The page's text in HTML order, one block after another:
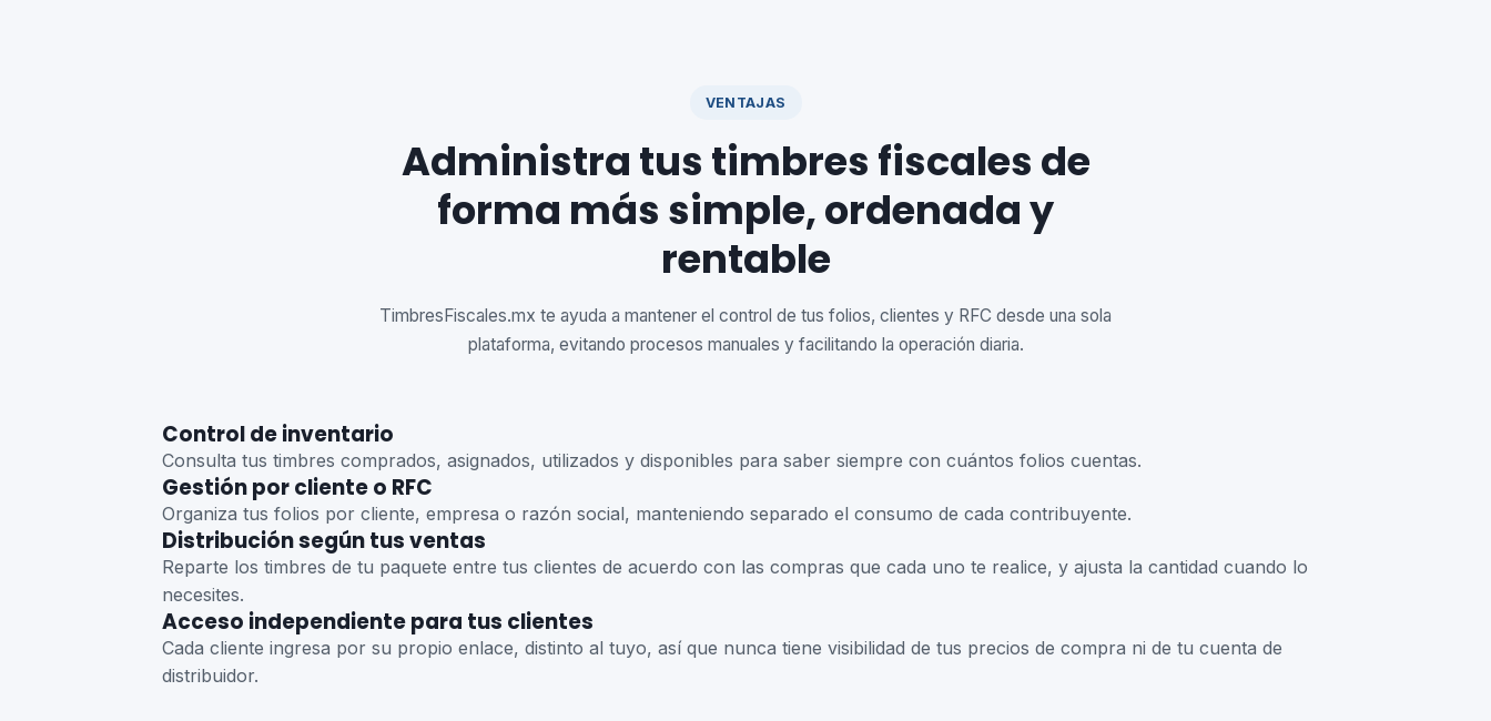
VENTAJAS
Administra tus timbres fiscales de
forma más simple, ordenada y
rentable
TimbresFiscales.mx te ayuda a mantener el control de tus folios, clientes y RFC desde una sola
plataforma, evitando procesos manuales y facilitando la operación diaria.
Control de inventario
Consulta tus timbres comprados, asignados, utilizados y disponibles para saber siempre con cuántos folios cuentas.
Gestión por cliente o RFC
Organiza tus folios por cliente, empresa o razón social, manteniendo separado el consumo de cada contribuyente.
Distribución según tus ventas
Reparte los timbres de tu paquete entre tus clientes de acuerdo con las compras que cada uno te realice, y ajusta la cantidad cuando lo
necesites.
Acceso independiente para tus clientes
Cada cliente ingresa por su propio enlace, distinto al tuyo, así que nunca tiene visibilidad de tus precios de compra ni de tu cuenta de
distribuidor.